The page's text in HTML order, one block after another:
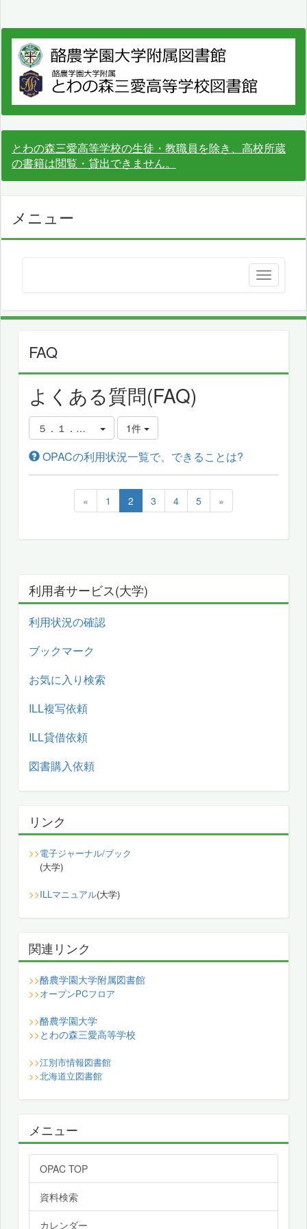
とわの森三愛高等学校の生徒・教職員を除き、高校所蔵
の書籍は閲覧・貸出できません。
メニュー
FAQ
よくある質問(FAQ)
５．１．パーソナルサービスについて
1件
OPACの利用状況一覧で、できることは?
« 1 2 3 4 5 »
利用者サービス(大学)
利用状況の確認
ブックマーク
お気に入り検索
ILL複写依頼
ILL貸借依頼
図書購入依頼
リンク
>>電子ジャーナル/ブック
(大学)
>>ILLマニュアル(大学)
関連リンク
>>酪農学園大学附属図書館
>>オープンPCフロア
>>酪農学園大学
>> とわの森三愛高等学校
>>江別市情報図書館
>>北海道立図書館
メニュー
OPAC TOP
資料検索
カレンダー